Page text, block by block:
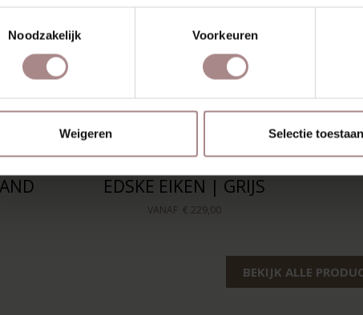
Noodzakelijk
Voorkeuren
Weigeren Selectie toestaan
EDSKE EIKEN | GRIJS
VANAF € 229,00
BEKIJK ALLE